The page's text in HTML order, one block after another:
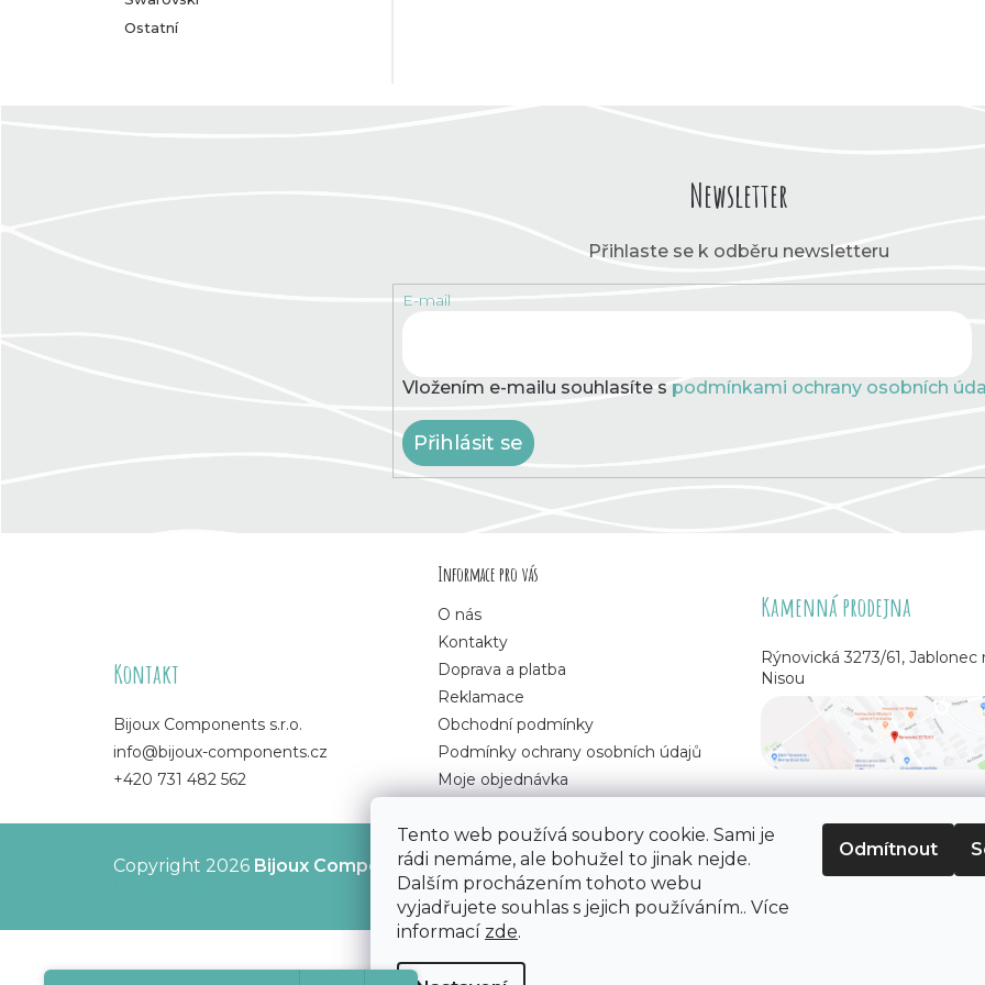
Tento web používá soubory cookie. Sami je
rádi nemáme, ale bohužel to jinak nejde.
Dalším procházením tohoto webu
vyjadřujete souhlas s jejich používáním.. Více
informací zde.
Odmítnout
Ostatní
Newsletter
Přihlaste se k odběru newsletteru
E-mail
Vložením e-mailu souhlasíte s podmínkami ochrany osobních
Přihlásit se
Kontakt
Bijoux Components s.r.o.
info@bijoux-components.cz
+420 731 482 562
Informace pro vás
O nás
Kontakty
Doprava a platba
Reklamace
Obchodní podmínky
Podmínky ochrany osobních údajů
Moje objednávka
Kamenná prodejna
Rýnovická 3273/61, Jablonec
Nisou
Copyright 2026 Bijoux Components - Svět korálků. Všechna práva vyhrazena.